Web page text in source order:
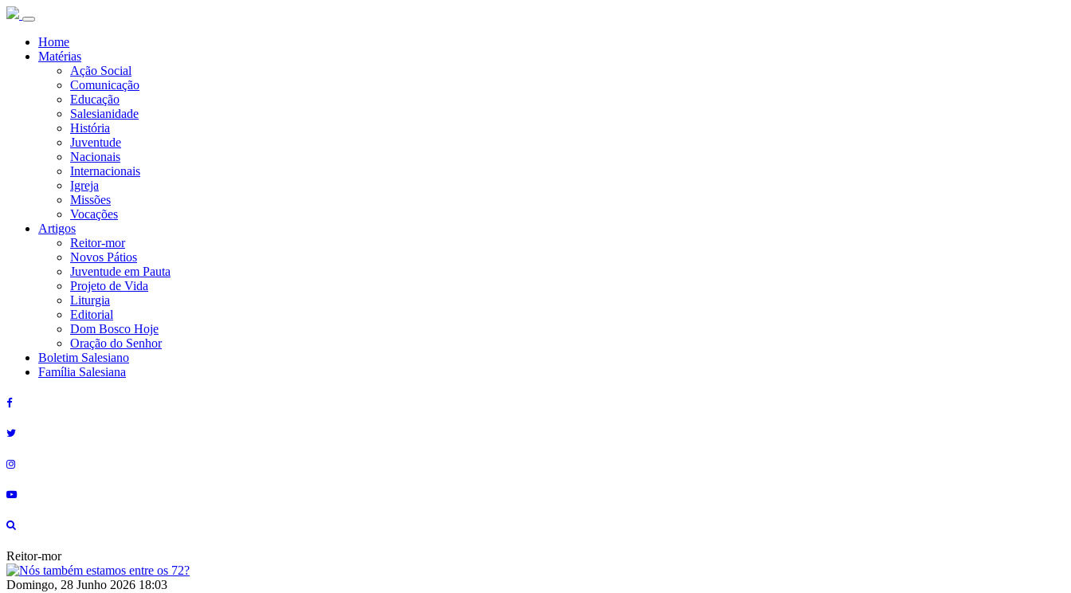
Home
Matérias
Ação Social
Comunicação
Educação
Salesianidade
História
Juventude
Nacionais
Internacionais
Igreja
Missões
Vocações
Artigos
Reitor-mor
Novos Pátios
Juventude em Pauta
Projeto de Vida
Liturgia
Editorial
Dom Bosco Hoje
Oração do Senhor
Boletim Salesiano
Família Salesiana
Reitor-mor
Domingo, 28 Junho 2026 18:03